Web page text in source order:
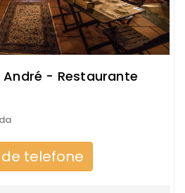
- Restaurante
telefone